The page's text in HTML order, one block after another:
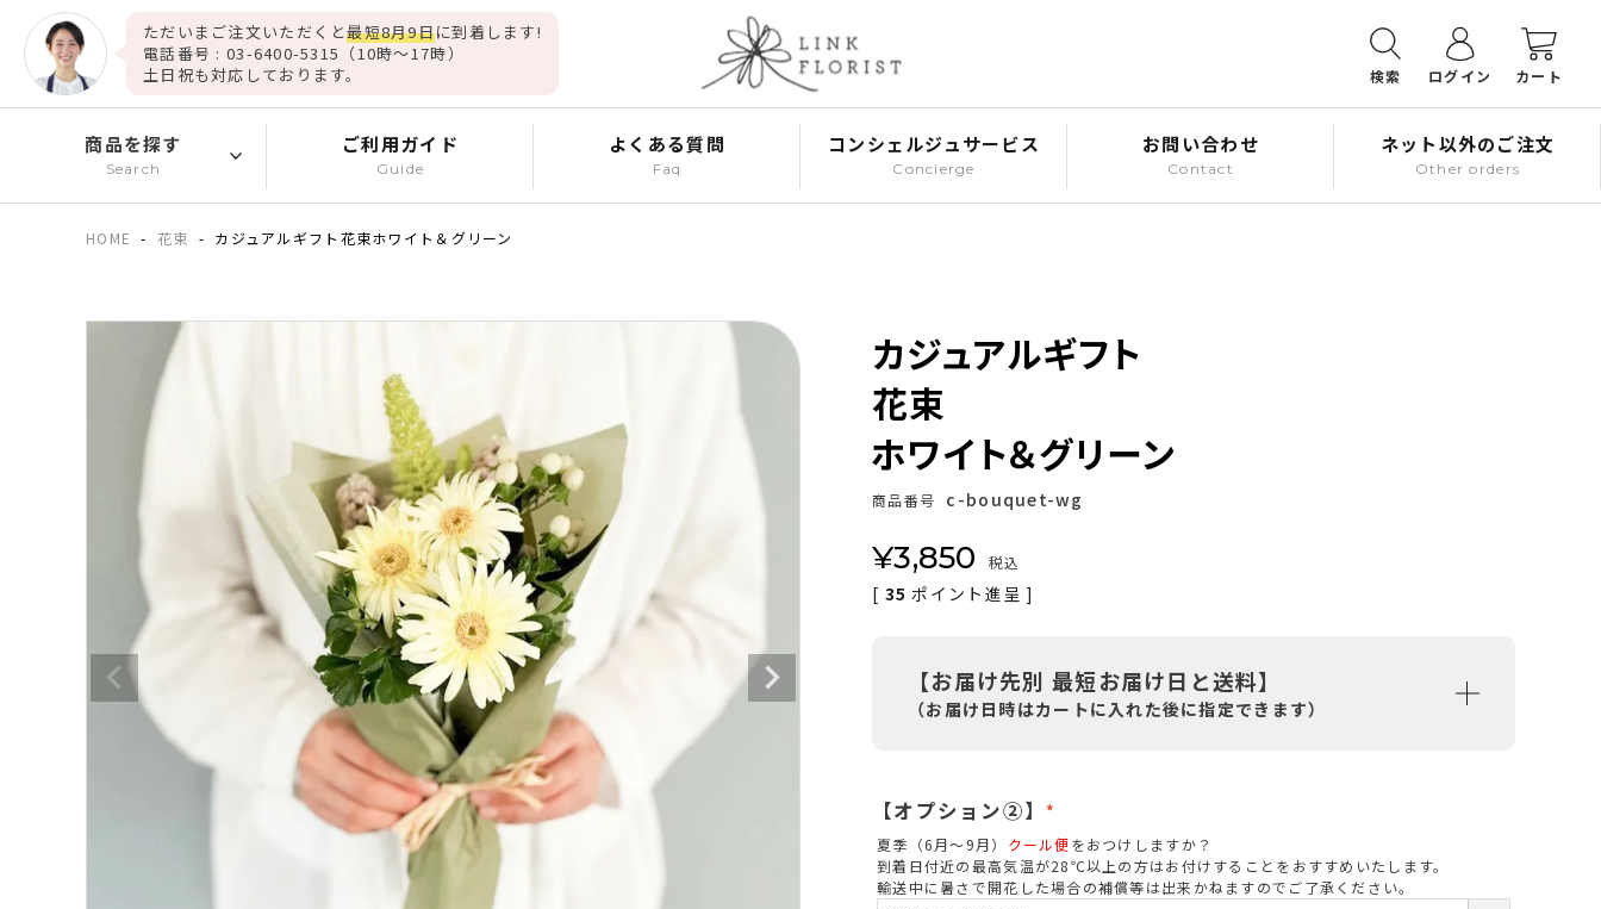
検索 ログイン カート
ただいまご注文いただくと最短8月9日に到着します!
電話番号 : 03-6400-5315（10時～17時）
土日祝も対応しております。
商品を探す
Search
ご利用ガイド
Guide
よくある質問
Faq
コンシェルジュサービス
Concierge
お問い合わせ
Contact
ネット以外のご注文
Other orders
HOME 花束 カジュアルギフト花束ホワイト＆グリーン
カジュアルギフト
花束
ホワイト＆グリーン
商品番号 c-bouquet-wg
¥3,850 税込
[ 35 ポイント進呈 ]
【お届け先別 最短お届け日と送料】
（お届け日時はカートに入れた後に指定できます）
【オプション②】
(
必
須
夏季（6月～9月） クール便をおつけしますか？
到着日付近の最高気温が28℃以上の方はお付けすることをおすすめいたします。
輸送中に暑さで開花した場合の補償等は出来かねますのでご了承ください。